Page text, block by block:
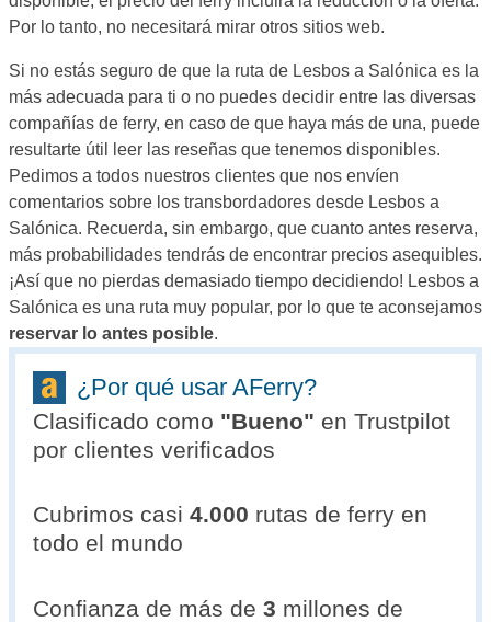
Por lo tanto, no necesitará mirar otros sitios web.
Si no estás seguro de que la ruta de Lesbos a Salónica es la
más adecuada para ti o no puedes decidir entre las diversas
compañías de ferry, en caso de que haya más de una, puede
resultarte útil leer las reseñas que tenemos disponibles.
Pedimos a todos nuestros clientes que nos envíen
comentarios sobre los transbordadores desde Lesbos a
Salónica. Recuerda, sin embargo, que cuanto antes reserva,
más probabilidades tendrás de encontrar precios asequibles.
¡Así que no pierdas demasiado tiempo decidiendo! Lesbos a
Salónica es una ruta muy popular, por lo que te aconsejamos
reservar lo antes posible.
¿Por qué usar AFerry?
Clasificado como "Bueno" en Trustpilot
por clientes verificados
Cubrimos casi 4.000 rutas de ferry en
todo el mundo
Confianza de más de 3 millones de